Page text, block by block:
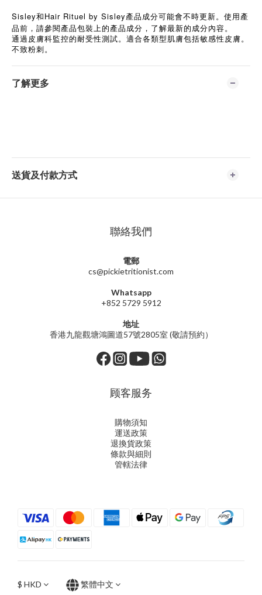
Sisley和Hair Rituel by Sisley產品成分可能會不時更新。使用產
品前，請參閱產品包裝上的產品成分，了解最新的成分內容。
通過皮膚科監控的耐受性測試。適合各類型肌膚包括敏感性皮膚。
不致粉刺。
了解更多
送貨及付款方式
聯絡我們
電郵
cs@pickietritionist.com
Whatsapp
+852 5729 5912
地址
香港九龍觀塘鴻圖道57號2805室 (敬請預約）
顾客服务
購物須知
運送政策
退換貨政策
條款與細則
管轄法律
$ HKD 繁體中文